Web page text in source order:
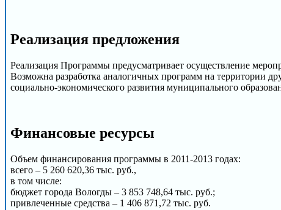
Реализация предложения
Реализация Программы предусматривает осуществление
Возможна разработка аналогичных программ на территории
социально-экономического развития муниципального
Финансовые ресурсы
Объем финансирования программы в 2011-2013 годах:
всего – 5 260 620,36 тыс. руб.,
в том числе:
бюджет города Вологды – 3 853 748,64 тыс. руб.;
привлеченные средства – 1 406 871,72 тыс. руб.